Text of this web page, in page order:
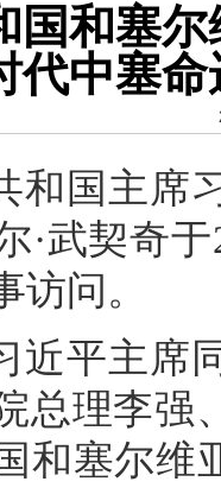
国和塞
代中塞
和国主席
·武契奇
问。
近平主席
总理李强
和塞尔维